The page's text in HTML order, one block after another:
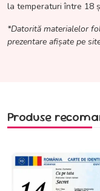
la temperaturi între 18
*Datorită materialelor
prezentare afișate pe
Produse